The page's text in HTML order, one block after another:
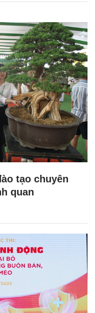
tạo chuyên
quan